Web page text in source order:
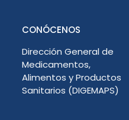
CONÓCENOS
Dirección General de
Medicamentos,
Alimentos y Productos
Sanitarios (DIGEMAPS)